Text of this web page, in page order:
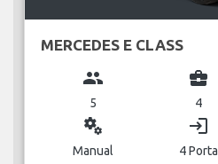
MERCEDES E CLASS
group
5
business_center
4
miscellaneous_services
Manual
login
4 Porta